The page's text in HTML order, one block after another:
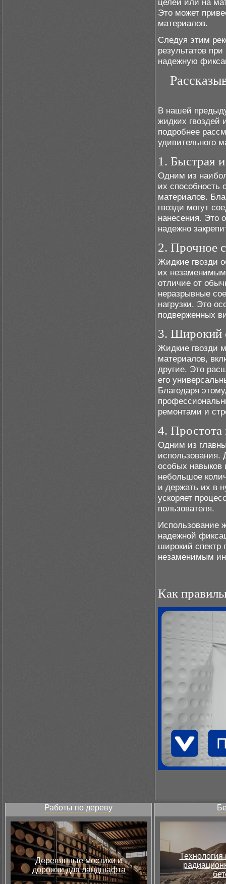
целей или на
Это может
материалов.
Следуя этим
результатов
надежную
В нашей
жидких гвоздей
подробнее
удивительного
1. Быстрая
Одним из
их
материалов.
гвозди могут
нанесения. Это
надежно
2. Прочное
Жидкие гвозди
их
отличие от
неразрывные
нагрузки. Это
подверженных
3. Широкий
Жидкие гвозди
материалов,
другие. Это
его
Благодаря
ремонтами и
4. Простота
Одним из
использования.
особых навыков
небольшое
и держать их в
ускоряет
пользователя.
Использование
надежной
широкий спектр
незаменимым
Как
Работы по дереву
Деревянные мостики и
дорожки для ландшафта
Технология